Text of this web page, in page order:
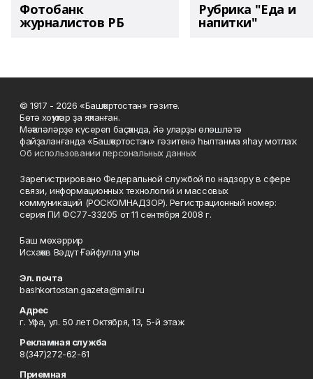
Фотобанк
журналистов РБ
Рубрика "Еда и
напитки"
© 1917 - 2026 «Башҡортостан» гәзите.
Бөтә хоҡуҡтар ҙа яҡланған.
Мәҡәләләрҙе күсереп баҫҡанда, йә уларҙы өлөшләтә
файҙаланғанда «Башҡортостан» гәзитенә һылтанма яһау мотлаҡ.
Об использовании персональных данных
Зарегистрировано Федеральной службой по надзору в сфере
связи, информационных технологий и массовых
коммуникаций (РОСКОМНАДЗОР). Регистрационный номер:
серия ПИ ФС77-33205 от 11 сентября 2008 г.
Баш мөхәррир
Исхаҡов Вәдүт Ғәйфулла улы
Эл. почта
bashkortostan.gazeta@mail.ru
Адрес
г. Уфа, ул. 50 лет Октября, 13, 5-й этаж
Рекламная служба
8(347)272-62-61
Приемная